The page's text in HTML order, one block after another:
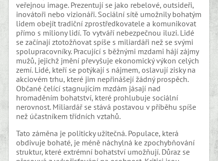
veřejnou image. Prezentují se jako rebelové, outsideři,
inovátoři nebo vizionáři. Sociální sítě umožnily bohatým
lidem obejít tradiční zprostředkovatele a komunikovat
přímo s miliony lidí. To vytváří nebezpečnou iluzi. Lidé
se začínají ztotožňovat spíše s miliardáři než se svými
spolupracovníky. Pracující s běžnými mzdami hájí zájmy
mužů, jejichž jmění převyšuje ekonomický výkon celých
zemí. Lidé, kteří se potýkají s nájmem, oslavují zisky na
akciovém trhu, které jim nepřinášejí žádný prospěch.
Občané čelící stagnujícím mzdám jásají nad
hromaděním bohatství, které prohlubuje sociální
nerovnost. Miliardář se stává postavou v příběhu spíše
než účastníkem třídních vztahů.
Tato záměna je politicky užitečná. Populace, která
obdivuje bohaté, je méně náchylná ke zpochybňování
struktur, které extrémní bohatství umožňují. Důraz se